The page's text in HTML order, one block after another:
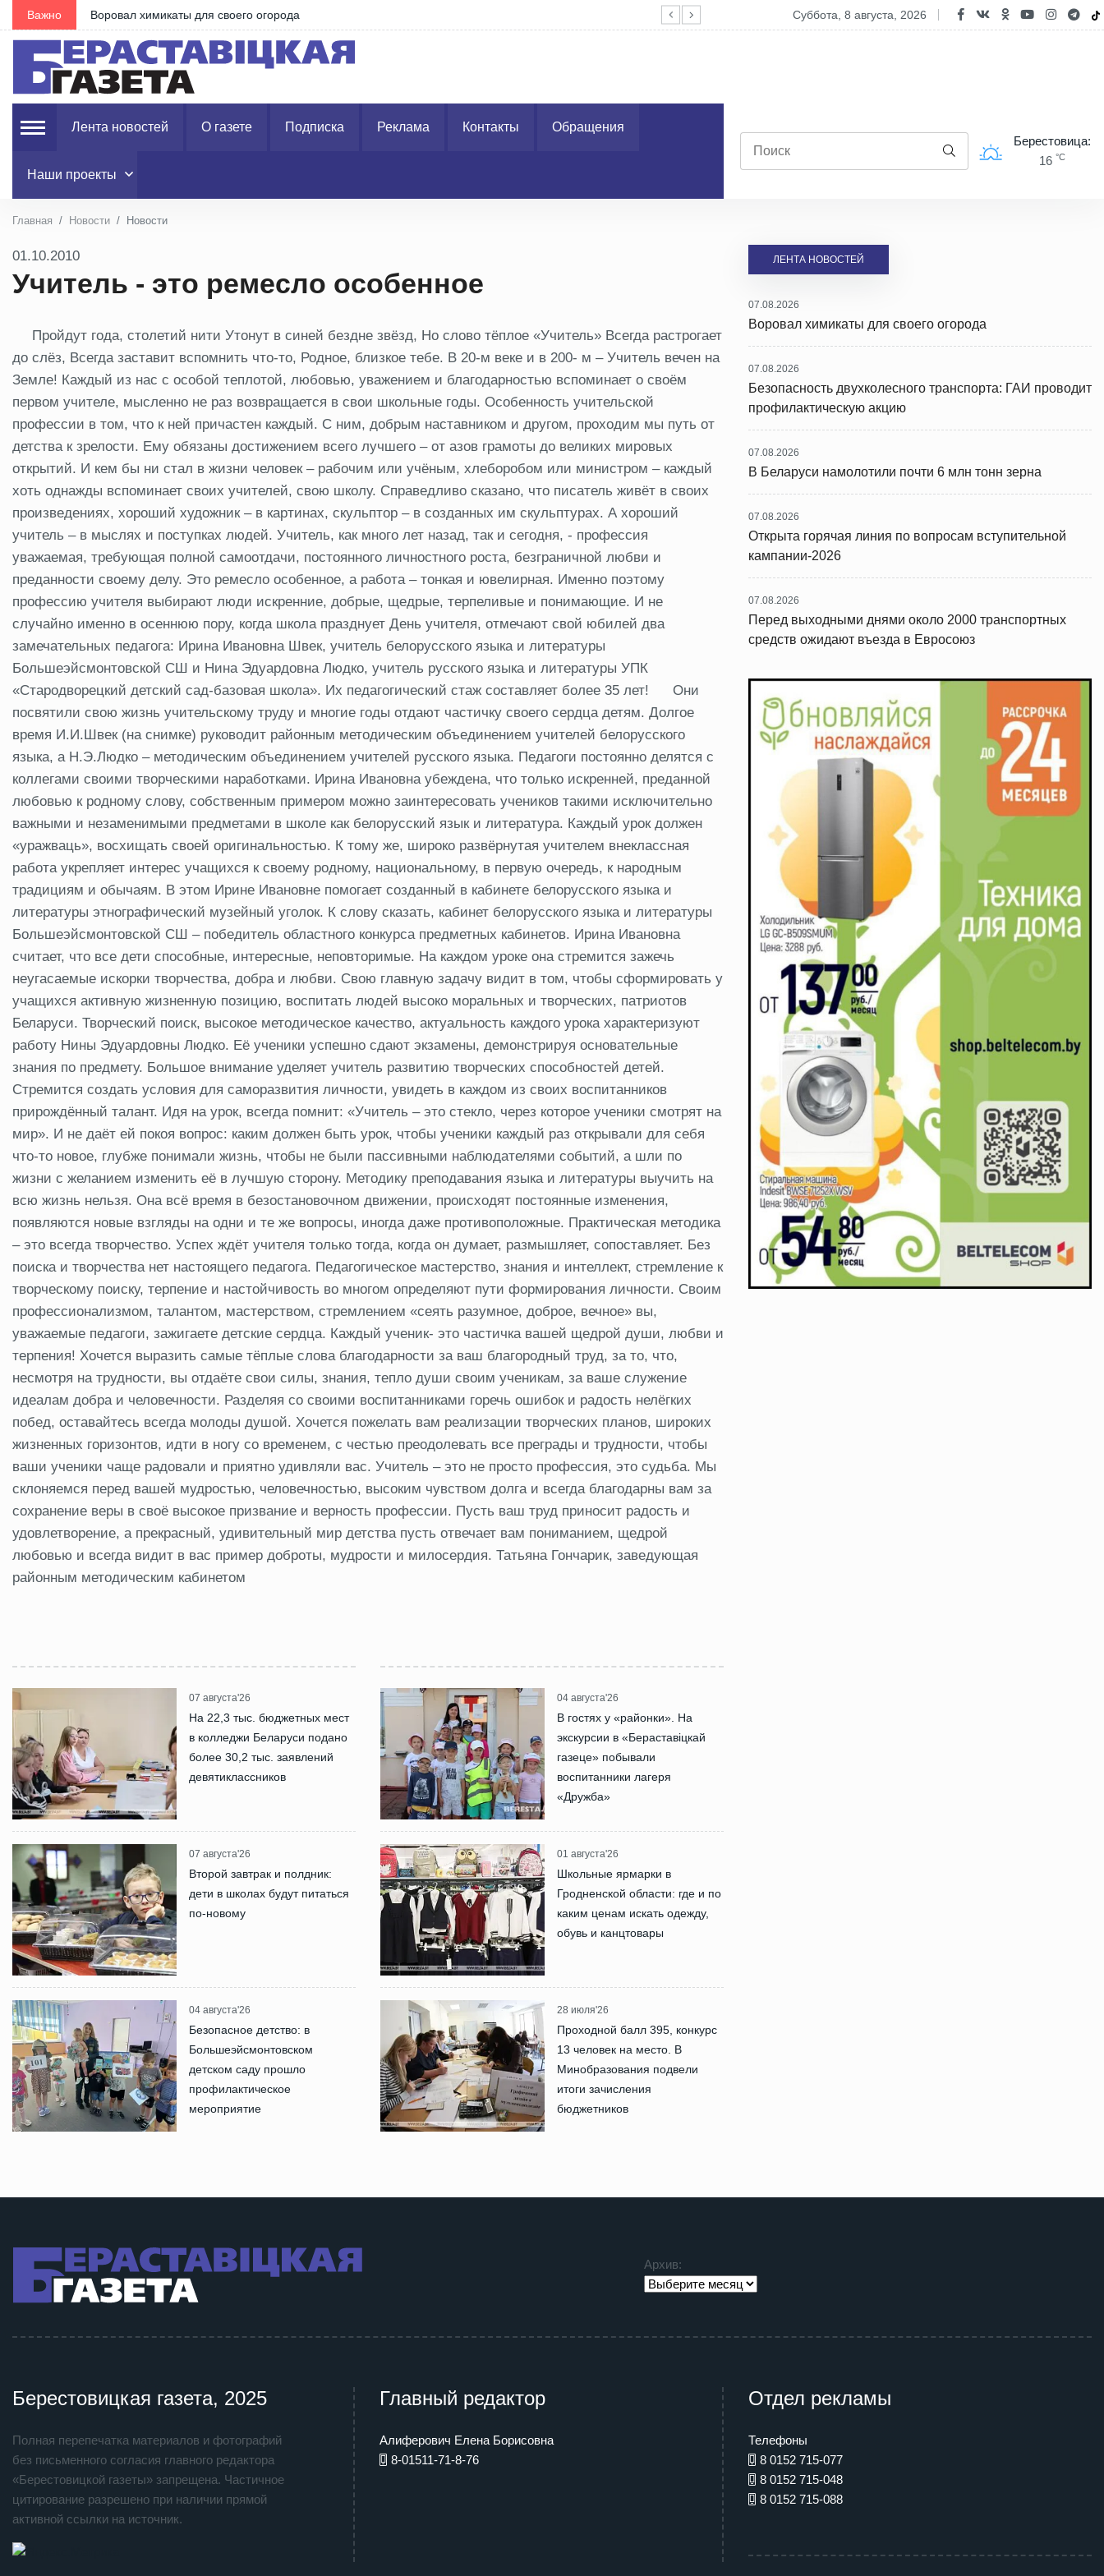
Важно Воровал химикаты для своего огорода Безопасность двухколесного транспорта: ГАИ проводит
суббота, 8 августа, 2026
Лента новостей О газете Подписка Реклама Контакты Обращения
Наши проекты
Берестовица:
16 °C
Главная Новости Новости
01.10.2010
Учитель - это ремесло особенное
Пройдут года, столетий нити Утонут в синей бездне звёзд, Но слово тёплое «Учитель» Всегда растрогает
до слёз, Всегда заставит вспомнить что-то, Родное, близкое тебе. В 20-м веке и в 200- м – Учитель вечен на
Земле! Каждый из нас с особой теплотой, любовью, уважением и благодарностью вспоминает о своём
первом учителе, мысленно не раз возвращается в свои школьные годы. Особенность учительской
профессии в том, что к ней причастен каждый. С ним, добрым наставником и другом, проходим мы путь от
детства к зрелости. Ему обязаны достижением всего лучшего – от азов грамоты до великих мировых
открытий. И кем бы ни стал в жизни человек – рабочим или учёным, хлеборобом или министром – каждый
хоть однажды вспоминает своих учителей, свою школу. Справедливо сказано, что писатель живёт в своих
произведениях, хороший художник – в картинах, скульптор – в созданных им скульптурах. А хороший
учитель – в мыслях и поступках людей. Учитель, как много лет назад, так и сегодня, - профессия
уважаемая, требующая полной самоотдачи, постоянного личностного роста, безграничной любви и
преданности своему делу. Это ремесло особенное, а работа – тонкая и ювелирная. Именно поэтому
профессию учителя выбирают люди искренние, добрые, щедрые, терпеливые и понимающие. И не
случайно именно в осеннюю пору, когда школа празднует День учителя, отмечают свой юбилей два
замечательных педагога: Ирина Ивановна Швек, учитель белорусского языка и литературы
Большеэйсмонтовской СШ и Нина Эдуардовна Людко, учитель русского языка и литературы УПК
«Стародворецкий детский сад-базовая школа». Их педагогический стаж составляет более 35 лет!
Они
посвятили свою жизнь учительскому труду и многие годы отдают частичку своего сердца детям. Долгое
время И.И.Швек (на снимке) руководит районным методическим объединением учителей белорусского
языка, а Н.Э.Людко – методическим объединением учителей русского языка. Педагоги постоянно делятся с
коллегами своими творческими наработками. Ирина Ивановна убеждена, что только искренней, преданной
любовью к родному слову, собственным примером можно заинтересовать учеников такими исключительно
важными и незаменимыми предметами в школе как белорусский язык и литература. Каждый урок должен
«уражваць», восхищать своей оригинальностью. К тому же, широко развёрнутая учителем внеклассная
работа укрепляет интерес учащихся к своему родному, национальному, в первую очередь, к народным
традициям и обычаям. В этом Ирине Ивановне помогает созданный в кабинете белорусского языка и
литературы этнографический музейный уголок. К слову сказать, кабинет белорусского языка и литературы
Большеэйсмонтовской СШ – победитель областного конкурса предметных кабинетов. Ирина Ивановна
считает, что все дети способные, интересные, неповторимые. На каждом уроке она стремится зажечь
неугасаемые искорки творчества, добра и любви. Свою главную задачу видит в том, чтобы сформировать у
учащихся активную жизненную позицию, воспитать людей высоко моральных и творческих, патриотов
Беларуси. Творческий поиск, высокое методическое качество, актуальность каждого урока характеризуют
работу Нины Эдуардовны Людко. Её ученики успешно сдают экзамены, демонстрируя основательные
знания по предмету. Большое внимание уделяет учитель развитию творческих способностей детей.
Стремится создать условия для саморазвития личности, увидеть в каждом из своих воспитанников
прирождённый талант. Идя на урок, всегда помнит: «Учитель – это стекло, через которое ученики смотрят на
мир». И не даёт ей покоя вопрос: каким должен быть урок, чтобы ученики каждый раз открывали для себя
что-то новое, глубже понимали жизнь, чтобы не были пассивными наблюдателями событий, а шли по
жизни с желанием изменить её в лучшую сторону. Методику преподавания языка и литературы выучить на
всю жизнь нельзя. Она всё время в безостановочном движении, происходят постоянные изменения,
появляются новые взгляды на одни и те же вопросы, иногда даже противоположные. Практическая методика
– это всегда творчество. Успех ждёт учителя только тогда, когда он думает, размышляет, сопоставляет. Без
поиска и творчества нет настоящего педагога. Педагогическое мастерство, знания и интеллект, стремление к
творческому поиску, терпение и настойчивость во многом определяют пути формирования личности. Своим
профессионализмом, талантом, мастерством, стремлением «сеять разумное, доброе, вечное» вы,
уважаемые педагоги, зажигаете детские сердца. Каждый ученик- это частичка вашей щедрой души, любви и
терпения! Хочется выразить самые тёплые слова благодарности за ваш благородный труд, за то, что,
несмотря на трудности, вы отдаёте свои силы, знания, тепло души своим ученикам, за ваше служение
идеалам добра и человечности. Разделяя со своими воспитанниками горечь ошибок и радость нелёгких
побед, оставайтесь всегда молоды душой. Хочется пожелать вам реализации творческих планов, широких
жизненных горизонтов, идти в ногу со временем, с честью преодолевать все преграды и трудности, чтобы
ваши ученики чаще радовали и приятно удивляли вас. Учитель – это не просто профессия, это судьба. Мы
склоняемся перед вашей мудростью, человечностью, высоким чувством долга и всегда благодарны вам за
сохранение веры в своё высокое призвание и верность профессии. Пусть ваш труд приносит радость и
удовлетворение, а прекрасный, удивительный мир детства пусть отвечает вам пониманием, щедрой
любовью и всегда видит в вас пример доброты, мудрости и милосердия. Татьяна Гончарик, заведующая
районным методическим кабинетом
07 августа'26
На 22,3 тыс. бюджетных мест
в колледжи Беларуси подано
более 30,2 тыс. заявлений
девятиклассников
07 августа'26
Второй завтрак и полдник:
дети в школах будут питаться
по-новому
04 августа'26
Безопасное детство: в
Большеэйсмонтовском
детском саду прошло
профилактическое
мероприятие
04 августа'26
В гостях у «районки». На
экскурсии в «Бераставіцкай
газеце» побывали
воспитанники лагеря
«Дружба»
01 августа'26
Школьные ярмарки в
Гродненской области: где и по
каким ценам искать одежду,
обувь и канцтовары
28 июля'26
Проходной балл 395, конкурс
13 человек на место. В
Минобразования подвели
итоги зачисления
бюджетников
ЛЕНТА НОВОСТЕЙ
07.08.2026
Воровал химикаты для своего огорода
07.08.2026
Безопасность двухколесного транспорта: ГАИ проводит
профилактическую акцию
07.08.2026
В Беларуси намолотили почти 6 млн тонн зерна
07.08.2026
Открыта горячая линия по вопросам вступительной
кампании-2026
07.08.2026
Перед выходными днями около 2000 транспортных
средств ожидают въезда в Евросоюз
Архив:
Берестовицкая газета, 2025
Полная перепечатка материалов и фотографий
без письменного согласия главного редактора
«Берестовицкой газеты» запрещена. Частичное
цитирование разрешено при наличии прямой
активной ссылки на источник.
Главный редактор
Алиферович Елена Борисовна
8-01511-71-8-76
Отдел рекламы
Телефоны
8 0152 715-077
8 0152 715-048
8 0152 715-088